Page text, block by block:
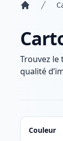
Trouvez le
qualité
Couleur